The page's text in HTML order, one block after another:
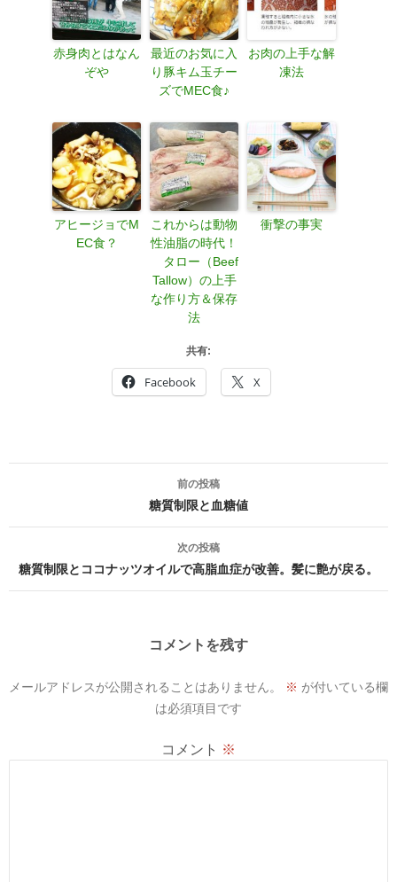
赤身肉とはなん
ぞや
最近のお気に入
り豚キム玉チー
ズでMEC食♪
お肉の上手な解
凍法
アヒージョでM
EC食？
これからは動物
性油脂の時代！
タロー（Beef
Tallow）の上手
な作り方＆保存
法
衝撃の事実
共有:
Facebook X
ビ
ョ
前の投稿
糖質制限と血糖値
次の投稿
糖質制限とココナッツオイルで高脂血症が改善。髪に艶が戻る。
コメントを残す
メールアドレスが公開されることはありません。 ※ が付いている欄
は必須項目です
コメント ※